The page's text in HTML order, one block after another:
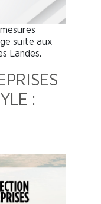
suite aux
Landes.
: